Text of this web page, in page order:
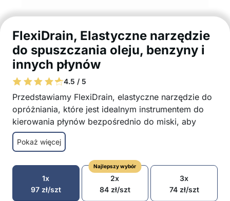
FlexiDrain, Elastyczne narzędzie
do spuszczania oleju, benzyny i
innych płynów
4.5 / 5
Przedstawiamy FlexiDrain, elastyczne narzędzie do
opróżniania, które jest idealnym instrumentem do
kierowania płynów bezpośrednio do miski, aby
zagwarantować bezproblemową wymianę oleju i
płynów! FlexiDrain doskonale nadaje się do
spuszczania oleju, benzyny i innych płynów z
samochodów, ciężarówek, motocykli, quadów,
sprzętu przemysłowego, sprzętu do trawników i
wózków widłowych!
Pokaż więcej
1x
97 zł/szt
Najlepszy wybór
2x
84 zł/szt
3x
74 zł/szt